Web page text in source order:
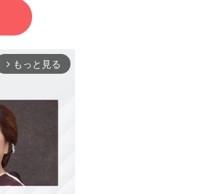
arrow_forward_ios もっと見る